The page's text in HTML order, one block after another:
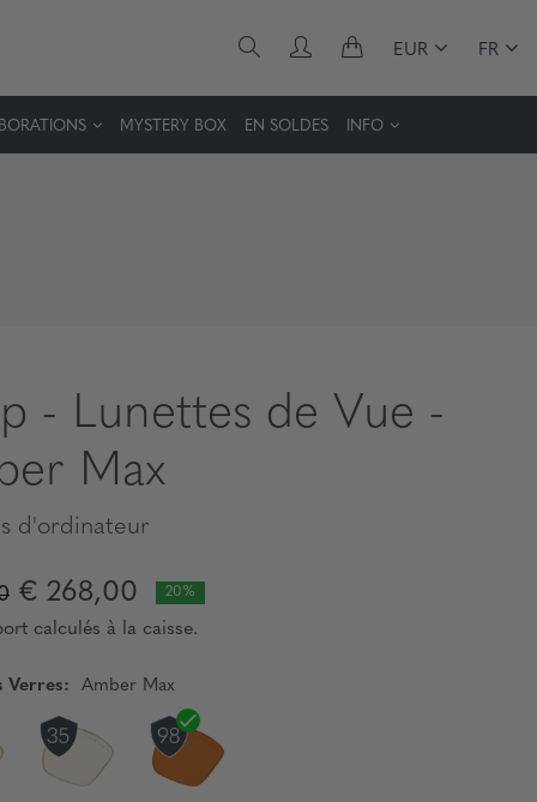
EUR FR
MYSTERY BOX EN SOLDES INFO
- Lunettes de Vue -
Max
d'ordinateur
€ 268,00 20%
calculés à la caisse.
Verres: Amber Max